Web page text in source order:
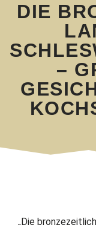
DIE
–
„Die